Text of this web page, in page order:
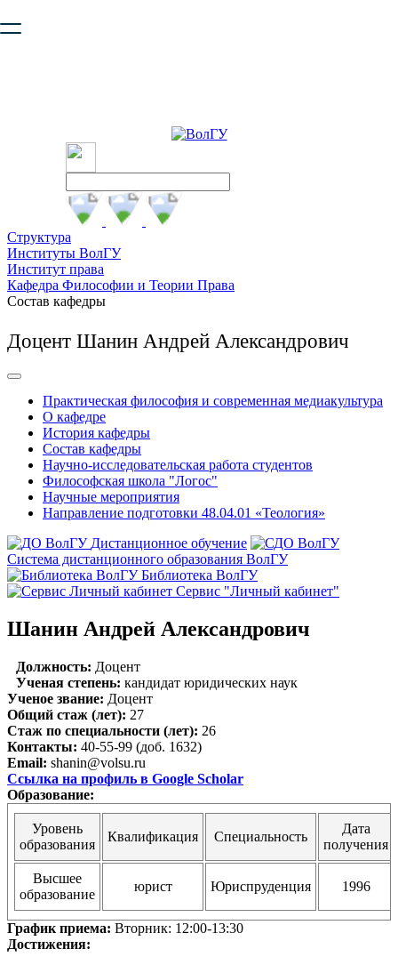
безопасную работу с сайтом. Пожалуйста
Структура
Институты ВолГУ
Институт права
Кафедра Философии и Теории Права
Состав кафедры
Доцент Шанин Андрей Александрович
Практическая философия и современная медиакультура
О кафедре
История кафедры
Состав кафедры
Научно-исследовательская работа студентов
Философская школа "Логос"
Научные мероприятия
Направление подготовки 48.04.01 «Теология»
Дистанционное обучение
Система дистанционного образования ВолГУ
Библиотека ВолГУ
Сервис "Личный кабинет"
Шанин Андрей Александрович
Должность: Доцент
Ученая степень: кандидат юридических наук
Ученое звание: Доцент
Общий стаж (лет): 27
Стаж по специальности (лет): 26
Контакты: 40-55-99 (доб. 1632)
Email: shanin@volsu.ru
Ссылка на профиль в Google Scholar
Образование:
Уровень
образования
Квалификация Специальность
Дата
получения
Высшее
образование
юрист Юриспруденция 1996
График приема: Вторник: 12:00-13:30
Достижения: